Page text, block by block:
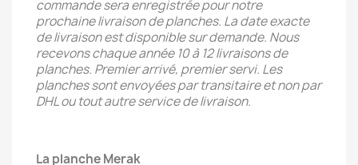
commande sera enregistrée pour notre
prochaine livraison de planches. La date exacte
de livraison est disponible sur demande. Nous
recevons chaque année 10 à 12 livraisons de
planches. Premier arrivé, premier servi. Les
planches sont envoyées par transitaire et non par
DHL ou tout autre service de livraison.
La planche Merak